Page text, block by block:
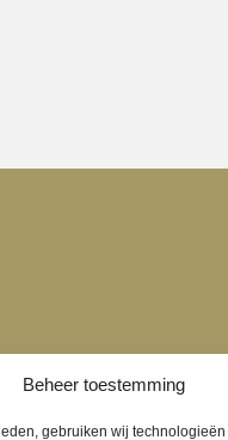
Beheer toestemming
gebruiken wij